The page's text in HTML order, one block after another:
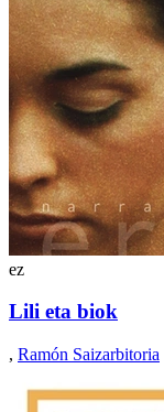
ez
Lili eta biok
, Ramón Saizarbitoria